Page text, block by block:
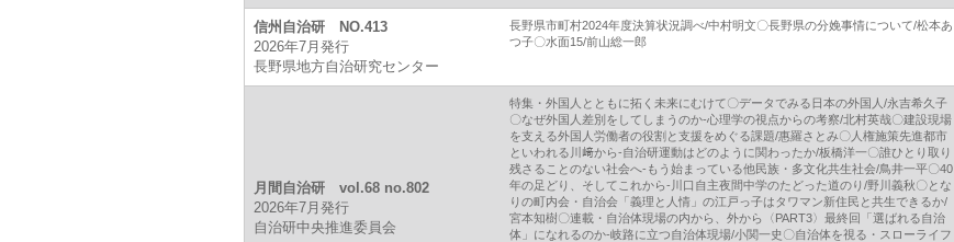
信州自治研 NO.413
2026年7月発行
長野県地方自治研究センター
長野県市町村2024年度決算状況調べ/中村明文〇長野県の分娩事情について/松本あ
つ子〇水面15/前山総一郎
月間自治研 vol.68 no.802
2026年7月発行
自治研中央推進委員会
特集・外国人とともに拓く未来にむけて〇データでみる日本の外国人/永吉希久子
〇なぜ外国人差別をしてしまうのか‐心理学の視点からの考察/北村英哉〇建設現場
を支える外国人労働者の役割と支援をめぐる課題/惠羅さとみ〇人権施策先進都市
といわれる川﨑から‐自治研運動はどのように関わったか/板橋洋一〇誰ひとり取り
残さることのない社会へ‐もう始まっている他民族・多文化共生社会/鳥井一平〇40
年の足どり、そしてこれから‐川口自主夜間中学のたどった道のり/野川義秋〇とな
りの町内会・自治会「義理と人情」の江戸っ子はタワマン新住民と共生できるか/
宮本知樹〇連載・自治体現場の内から、外から〈PART3〉最終回「選ばれる自治
体」になれるのか‐岐路に立つ自治体現場/小関一史〇自治体を視る・スローライフ